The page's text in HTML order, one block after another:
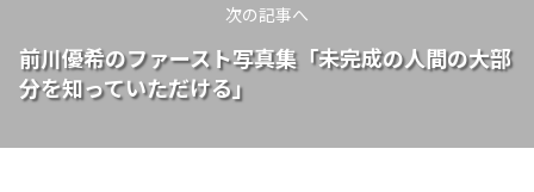
次の記事へ
前川優希のファースト写真集「未完成の人間の大部
分を知っていただける」